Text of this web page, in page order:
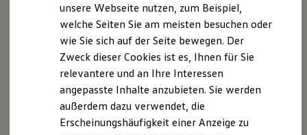
Nachhaltigkeit
Technologie
Kosten und Kauf
Kaufoptionen
E-Auto-Förderung
Software und Konnektivität
Die ID. Software 6
ID. Software Versionen und Updates
Digitale Extras
Handelsregister Hamburg
Registernummer: HRB 112 111
Ust. ID-Nummer: DE 815 130 164
Versicherungsvermittler
Versicherungsvertreter nach § 34d Abs.4 GewO
Versicherungsvermittlerregister (
unsere Webseite nutzen, zum Beispiel,
welche Seiten Sie am meisten besuchen oder
wie Sie sich auf der Seite bewegen. Der
Zweck dieser Cookies ist es, Ihnen für Sie
relevantere und an Ihre Interessen
angepasste Inhalte anzubieten. Sie werden
außerdem dazu verwendet, die
Erscheinungshäufigkeit einer Anzeige zu